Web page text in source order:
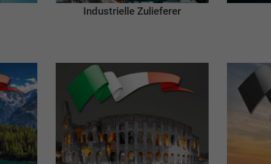
Industrielle Zulieferer